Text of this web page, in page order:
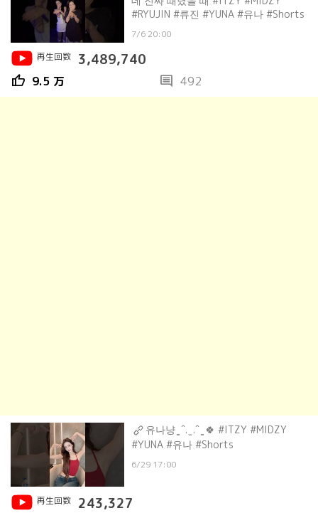
#RYUJIN #류진 #YUNA #유나 #Shorts
7/6 20:00
再生回数
3,489,740
thumb_up 9.5 万 comment 492
유나냥 ̳ ˆ. ̫ .ˆ ̳ 🍀 #ITZY #MIDZY
#YUNA #유나 #Shorts
6/29 17:00
再生回数 243,327